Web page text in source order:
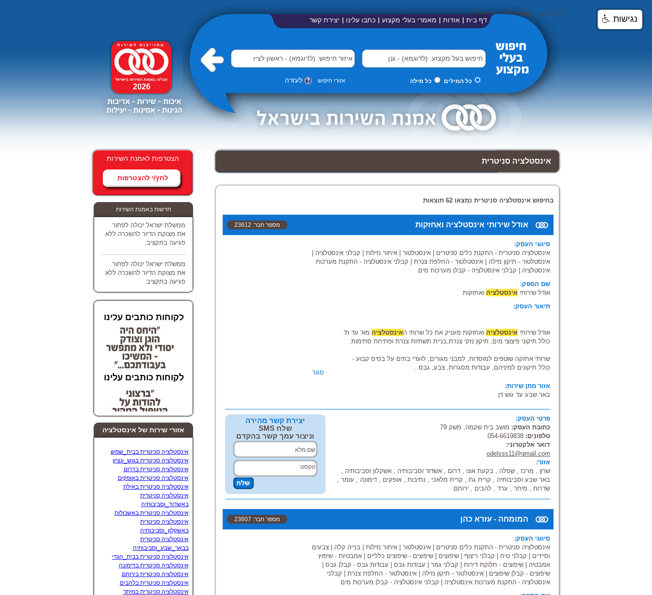
2026
דף בית אודות מאמרי בעלי מקצוע כתבו עלינו יצירת קשר
כל המילים כל מילה אזורי חיפוש לעזרה
דף הבית > אינסטלציה סניטרית
אינסטלציה סניטרית
בחיפוש אינסטלציה סניטרית נמצאו 62 תוצאות
אודל שירותי אינסטלציה ואחזקות מספר חבר: 23612
סיווגי העסק:
אינסטלציה סניטרית - התקנת כלים סניטרים
אינסטלטור איתור נזילות קבלני אינסטלציה
אינסטלטור - תיקון נזילה
אינסטלטור - החלפת צנרת
קבלני אינסטלציה - התקנת מערכות
אינסטלציה
קבלני אינסטלציה - קבלן מערכות מים
שם הספק:
אודל שירותי אינסטלציה ואחזקות
תיאור העסק:
אודל שירותי אינסטלציה ואחזקות מעניק את כל שרותי האינסטלציה מא' עד ת'.
כולל תיקוני פיצוצי מים, תיקון נזקי צנרת,בניית תשתיות צנרת ופתיחת סתימות.
שרותי אחזקה שוטפים למוסדות, למבני מגורים, לועדי בתים על בסיס קבוע -
כולל תיקונים למיניהם, עבודות מסגרות, צבע, גבס...
סגור
אזור מתן שירות:
באר שבע עד גוש דן
פרטי העסק:
כתובת העסק: מושב בית שקמה, משק 79
טלפונים: 054-6619838
דואר אלקטרוני:
odelsss11@gmail.com
אזור:
שרון , מרכז , שפלה , בקעת אונו , דרום , אשדוד וסביבותיה , אשקלון וסביבותיה ,
באר שבע וסביבותיה , קרית גת , קרית מלאכי , נתיבות , אופקים , דימונה , עומר ,
שדרות , מיתר , ערד , להבים , ירוחם
יצירת קשר מהירה
שלח SMS
וניצור עמך קשר בהקדם
המומחה - עזרא כהן מספר חבר: 23607
סיווגי העסק:
אינסטלציה סניטרית - התקנת כלים סניטרים
אינסטלטור איתור נזילות בנייה קלה
צבעים
וסיידים
קבלני טיח קבלני ריצוף שיפוצים שיפוצים - שיפוצים כלליים
אמבטיות - שיפוץ
אמבטיה
שיפוצים - חלוקת דירות קבלני גמר עבודות גבס עבודות גבס - קבלן גבס
שיפוצים - קבלן שיפוצים
אינסטלטור - תיקון נזילה אינסטלטור - החלפת צנרת
קבלני
אינסטלציה - התקנת מערכות אינסטלציה
קבלני אינסטלציה - קבלן מערכות מים
הצטרפות לאמנת השירות
לחץ/י להצטרפות
חדשות באמנת השירות
ממשלת ישראל יכולה לפתור
את מצוקת הדיור להשכרה ללא
פגיעה בתקציב.
ממשלת ישראל יכולה לפתור
את מצוקת הדיור להשכרה ללא
פגיעה בתקציב.
לקוחות כותבים עלינו
לקוחות כותבים עלינו
לקוחות כותבים עלינו
אזורי שירות של אינסטלציה
אינסטלציה סניטרית בבית_שמש
אינסטלציה סניטרית בגוש_עציון
אינסטלציה סניטרית בדרום
אינסטלציה סניטרית באופקים
אינסטלציה סניטרית באילת
אינסטלציה סניטרית
באשדוד_וסביבותיה
אינסטלציה סניטרית באשכולות
אינסטלציה סניטרית
באשקלון_וסביבותיה
אינסטלציה סניטרית
בבאר_שבע_וסביבותיה
אינסטלציה סניטרית בבית_הגדי
אינסטלציה סניטרית בדימונה
אינסטלציה סניטרית בירוחם
אינסטלציה סניטרית בלהבים
אינסטלציה סניטרית במיתר
נגישות